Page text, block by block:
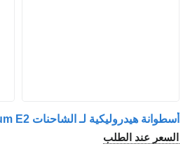
السعر عند الطلب